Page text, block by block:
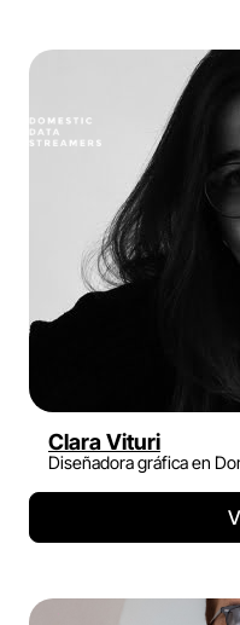
Clara Vituri
Diseñadora gráfica en